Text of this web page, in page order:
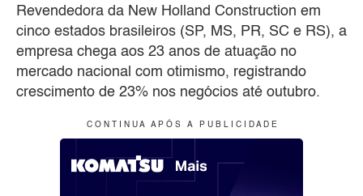
Revendedora da New Holland Construction em
cinco estados brasileiros (SP, MS, PR, SC e RS), a
empresa chega aos 23 anos de atuação no
mercado nacional com otimismo, registrando
crescimento de 23% nos negócios até outubro.
C O N T I N U A A P Ó S A P U B L I C I D A D E